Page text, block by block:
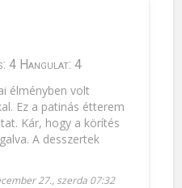
4 Hangulat: 4
élményben volt
Ez a patinás étterem
Kár, hogy a körítés
A desszertek
27., szerda 07:32